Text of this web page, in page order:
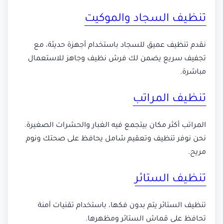
تنظيف السجاد والموكيت
نقدم تنظيف عميق للسجاد باستخدام أجهزة حديثة، مع
تجفيف سريع يضمن لك فرش نظيف وجاهز للاستعمال
مباشرة.
تنظيف المراتب
المراتب أكثر مكان بيتجمع فيه الغبار والحشرات الصغيرة.
نحن نوفر تنظيف وتعقيم شامل يحافظ على صحتك ونوم
مريح.
تنظيف الستائر
تنظيف الستائر يتم بدون فكها، باستخدام تقنيات آمنة
تحافظ على قماش الستائر ومظهرها.